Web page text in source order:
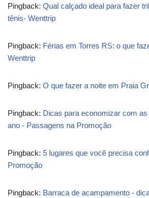
Pingback: Qual calçado ideal para fazer
tênis- Wenttrip
Pingback: Férias em Torres RS: o que
Wenttrip
Pingback: O que fazer a noite em Praia
Pingback: Dicas para economizar com
ano - Passagens na Promoção
Pingback: 5 lugares que você precisa
Promoção
Pingback: Barraca de acampamento -